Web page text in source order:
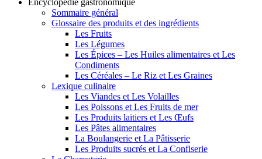
Encyclopédie gastronomique
Sommaire général
Glossaire des produits et des ingrédients
Les Fruits
Les Légumes
Les Épices – Les Huiles alimentaires et Les
Condiments
Les Céréales – Le Riz et Les Graines
Lexique culinaire
Les Viandes et Les Volailles
Les Poissons et Les Fruits de mer
Les Produits laitiers et Les Œufs
Les Pâtes alimentaires
La Boulangerie et La Pâtisserie
Les Produits sucrés et La Confiserie